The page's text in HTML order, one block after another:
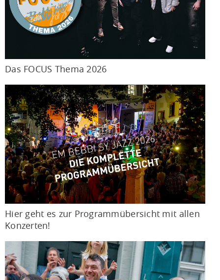
Das FOCUS Thema 2026
Hier geht es zur Programmübersicht mit allen
Konzerten!